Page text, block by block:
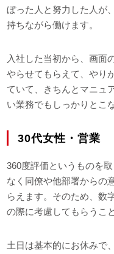
ぼった人と努力した人が
持ちながら働けます。
入社した当初から、画面
やらせてもらえて、やり
ていて、きちんとマニュ
い業務でもしっかりとこ
30代女性・営業
360度評価というものを
なく同僚や他部署からの
らえます。そのため、数
の際に考慮してもらうこ
土日は基本的にお休みで